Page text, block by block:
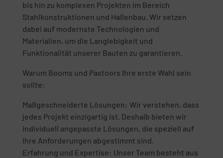
bis hin zu komplexen Projekten im Bereich
Stahlkonstruktionen und Hallenbau. Wir setzen
dabei auf modernste Technologien und
Materialien, um die Langlebigkeit und
Funktionalität unserer Bauten zu garantieren.
Warum Booms und Pastoors Ihre erste Wahl sein
sollte:
Maßgeschneiderte Lösungen: Wir verstehen, dass
jedes Projekt einzigartig ist. Deshalb bieten wir
individuell angepasste Lösungen, die speziell auf
Ihre Anforderungen abgestimmt sind.
Erfahrung und Expertise: Unser Team besteht aus